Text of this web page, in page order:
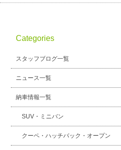
Categories
スタッフブログ一覧
ニュース一覧
納車情報一覧
SUV・ミニバン
クーペ・ハッチバック・オープン